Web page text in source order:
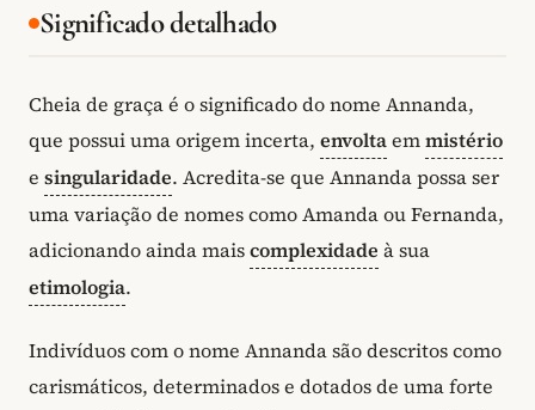
Significado detalhado
Cheia de graça é o significado do nome Annanda,
que possui uma origem incerta, envoltaemmistério
e singularidade. Acredita-se que Annanda possa ser
uma variação de nomes como Amanda ou Fernanda,
adicionando ainda maiscomplexidade à sua
etimologia.
Indivíduos com o nome Annanda são descritos como
carismáticos, determinados e dotados de uma forte